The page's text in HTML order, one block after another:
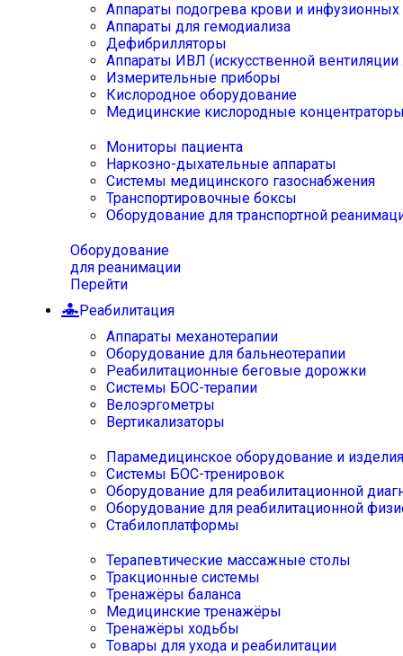
Аппараты подогрева крови и инфузионных
Аппараты для гемодиализа
Дефибрилляторы
Аппараты ИВЛ (искусственной вентиляции
Измерительные приборы
Кислородное оборудование
Медицинские кислородные
Мониторы пациента
Наркозно-дыхательные аппараты
Системы медицинского газоснабжения
Транспортировочные боксы
Оборудование для транспортной
Оборудование
для реанимации
Перейти
Реабилитация
Аппараты механотерапии
Оборудование для бальнеотерапии
Реабилитационные беговые дорожки
Системы БОС-терапии
Велоэргометры
Вертикализаторы
Парамедицинское оборудование и изделия
Системы БОС-тренировок
Оборудование для реабилитационной
Оборудование для реабилитационной
Стабилоплатформы
Терапевтические массажные столы
Тракционные системы
Тренажёры баланса
Медицинские тренажёры
Тренажёры ходьбы
Товары для ухода и реабилитации